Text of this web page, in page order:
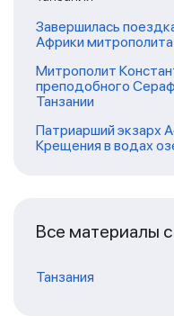
Завершилась
Африки
Митрополит
преподобного
Танзании
Патриарший экзарх
Крещения в водах
Все материалы
Танзания